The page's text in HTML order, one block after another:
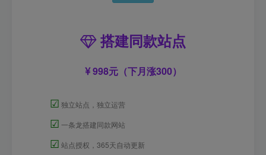
搭建同款站点
998元（下月涨300）
☑ 独立站点，独立运营
☑ 一条龙搭建同款网站
☑ 站点授权，365天自动更新